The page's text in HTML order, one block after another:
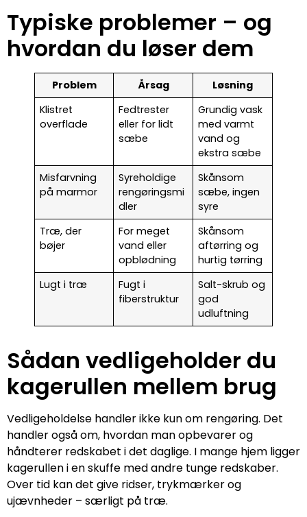
Typiske problemer – og
hvordan du løser dem
Problem Årsag
Løsning
Klistret
overflade
Fedtrester
eller for lidt
sæbe
Grundig vask
med varmt
vand og
ekstra sæbe
Misfarvning
på marmor
Syreholdige
rengøringsmi
dler
Skånsom
sæbe, ingen
syre
Træ, der
bøjer
For meget
vand eller
opblødning
Skånsom
aftørring og
hurtig tørring
Lugt i træ
Fugt i
fiberstruktur
Salt-skrub og
god
udluftning
Sådan vedligeholder du
kagerullen mellem brug
Vedligeholdelse handler ikke kun om rengøring. Det
handler også om, hvordan man opbevarer og
håndterer redskabet i det daglige. I mange hjem ligger
kagerullen i en skuffe med andre tunge redskaber.
Over tid kan det give ridser, trykmærker og
ujævnheder – særligt på træ.